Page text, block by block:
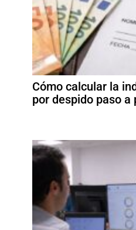
Cómo calcular la
por despido paso a